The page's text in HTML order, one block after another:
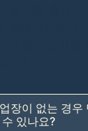
장이 없는 경우
있나요?